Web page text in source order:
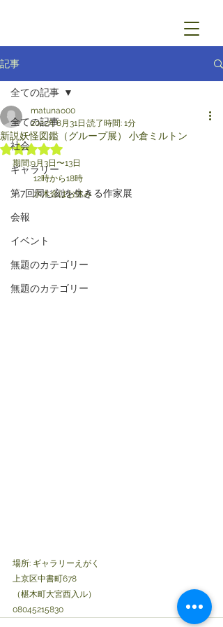
記事
全ての記事
社会
ギャラリー
第7回同じ刻を生きる作家展
会報
イベント
無題のカテゴリー
無題のカテゴリー
全ての記事
新説妖怪図鑑（グループ展） 小倉ミルトン
matunao00
2022年8月31日 読了時間: 1分
5つ星のうちNaNと評価されています。
期間:9月3日〜13日
          12時から18時
          水木金はお休み
場所: ギャラリーえがく
上京区中書町678
（椹木町大宮西入ル）
08045215830